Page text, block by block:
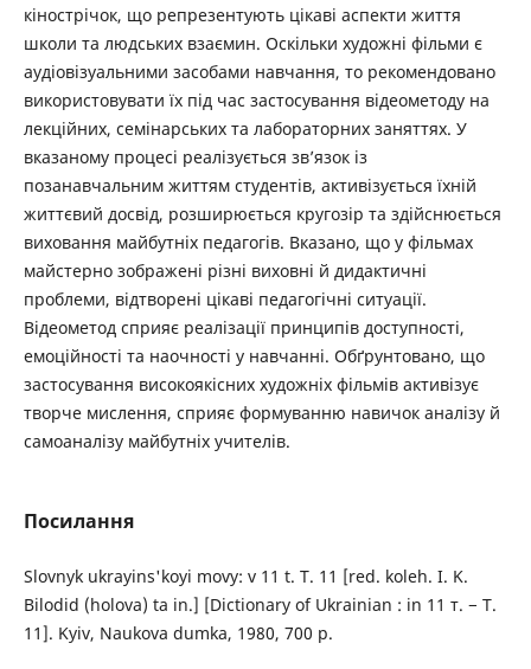
кінострічок, що репрезентують цікаві аспекти життя
школи та людських взаємин. Оскільки художні фільми є
аудіовізуальними засобами навчання, то рекомендовано
використовувати їх під час застосування відеометоду на
лекційних, семінарських та лабораторних заняттях. У
вказаному процесі реалізується зв’язок із
позанавчальним життям студентів, активізується їхній
життєвий досвід, розширюється кругозір та здійснюється
виховання майбутніх педагогів. Вказано, що у фільмах
майстерно зображені різні виховні й дидактичні
проблеми, відтворені цікаві педагогічні ситуації.
Відеометод сприяє реалізації принципів доступності,
емоційності та наочності у навчанні. Обґрунтовано, що
застосування високоякісних художніх фільмів активізує
творче мислення, сприяє формуванню навичок аналізу й
самоаналізу майбутніх учителів.
Посилання
Slovnyk ukrayins'koyi movy: v 11 t. T. 11 [red. koleh. I. K.
Bilodid (holova) ta in.] [Dictionary of Ukrainian : in 11 т. − Т.
11]. Kyiv, Naukova dumka, 1980, 700 p.